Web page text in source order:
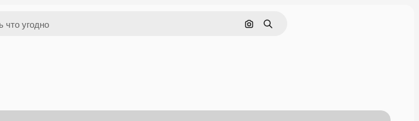
Поиск по изображению
Поиск